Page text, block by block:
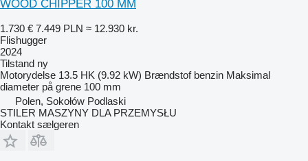
WOOD CHIPPER 100 MM
1.730 € 7.449 PLN ≈ 12.930 kr.
Flishugger
2024
Tilstand ny
Motorydelse 13.5 HK (9.92 kW) Brændstof benzin Maksimal
diameter på grene 100 mm
Polen, Sokołów Podlaski
STILER MASZYNY DLA PRZEMYSŁU
Kontakt sælgeren